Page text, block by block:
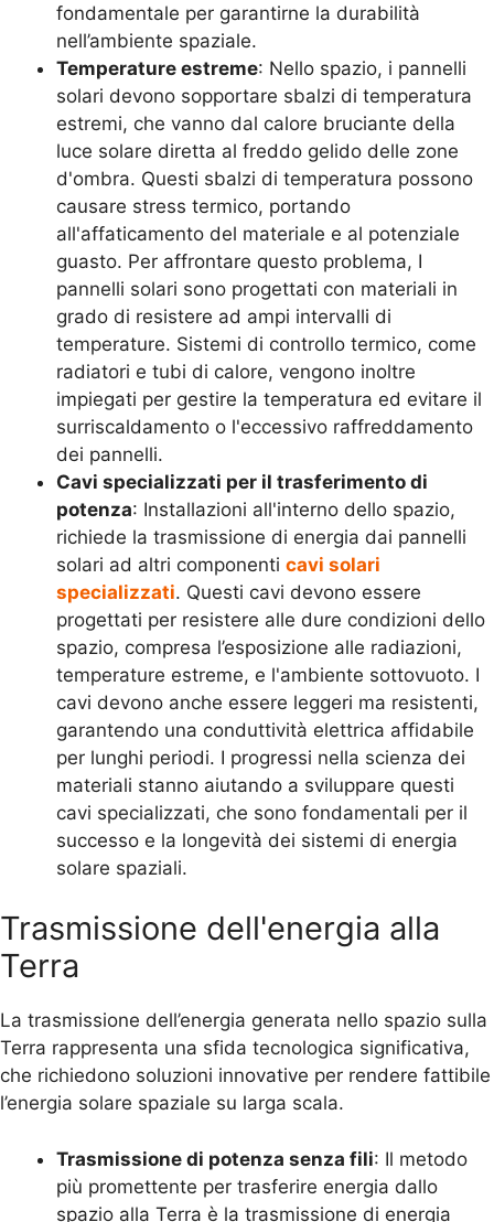
fondamentale per garantirne la durabilità
nell’ambiente spaziale.
Temperature estreme: Nello spazio, i pannelli
solari devono sopportare sbalzi di temperatura
estremi, che vanno dal calore bruciante della
luce solare diretta al freddo gelido delle zone
d'ombra. Questi sbalzi di temperatura possono
causare stress termico, portando
all'affaticamento del materiale e al potenziale
guasto. Per affrontare questo problema, I
pannelli solari sono progettati con materiali in
grado di resistere ad ampi intervalli di
temperature. Sistemi di controllo termico, come
radiatori e tubi di calore, vengono inoltre
impiegati per gestire la temperatura ed evitare il
surriscaldamento o l'eccessivo raffreddamento
dei pannelli.
Cavi specializzati per il trasferimento di
potenza: Installazioni all'interno dello spazio,
richiede la trasmissione di energia dai pannelli
solari ad altri componenti cavi solari
specializzati. Questi cavi devono essere
progettati per resistere alle dure condizioni dello
spazio, compresa l’esposizione alle radiazioni,
temperature estreme, e l'ambiente sottovuoto. I
cavi devono anche essere leggeri ma resistenti,
garantendo una conduttività elettrica affidabile
per lunghi periodi. I progressi nella scienza dei
materiali stanno aiutando a sviluppare questi
cavi specializzati, che sono fondamentali per il
successo e la longevità dei sistemi di energia
solare spaziali.
Trasmissione dell'energia alla
Terra
La trasmissione dell’energia generata nello spazio sulla
Terra rappresenta una sfida tecnologica significativa,
che richiedono soluzioni innovative per rendere fattibile
l’energia solare spaziale su larga scala.
Trasmissione di potenza senza fili: Il metodo
più promettente per trasferire energia dallo
spazio alla Terra è la trasmissione di energia